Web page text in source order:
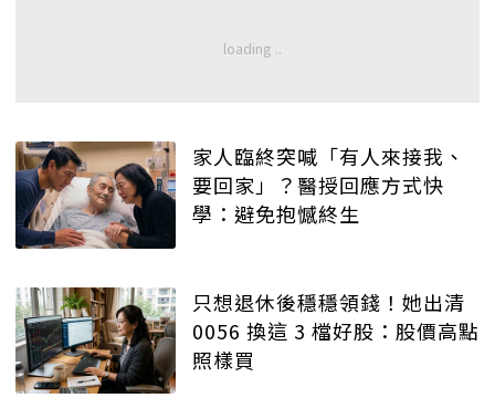
家人臨終突喊「有人來接我、
要回家」？醫授回應方式快
學：避免抱憾終生
只想退休後穩穩領錢！她出清
0056 換這 3 檔好股：股價高點
照樣買